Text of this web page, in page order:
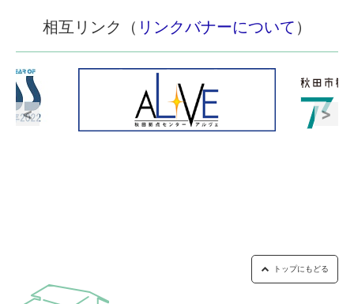
相互リンク（ リンクバナーについて ）
トップにもどる